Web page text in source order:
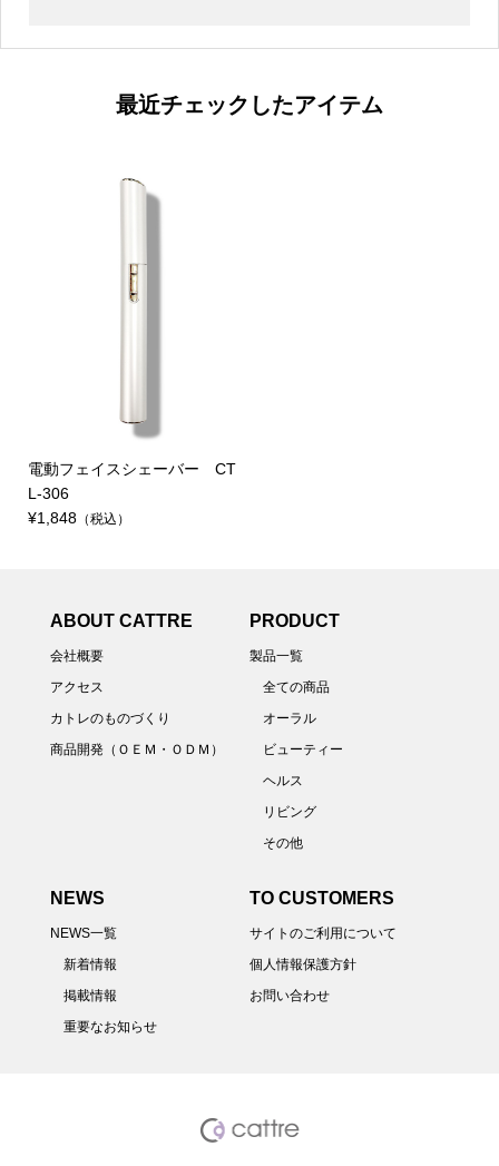
最近チェックしたアイテム
電動フェイスシェーバー CT
L-306
¥1,848（税込）
ABOUT CATTRE
会社概要
アクセス
カトレのものづくり
商品開発（ＯＥＭ・ＯＤＭ）
PRODUCT
製品一覧
全ての商品
オーラル
ビューティー
ヘルス
リビング
その他
NEWS
NEWS一覧
新着情報
掲載情報
重要なお知らせ
TO CUSTOMERS
サイトのご利用について
個人情報保護方針
お問い合わせ